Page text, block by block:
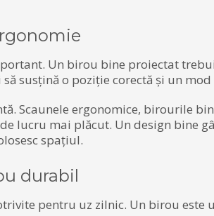
Un birou bine proiectat
susțină o poziție corectă și un
Scaunele ergonomice, birourile
lucru mai plăcut. Un design bine
spațiul.
durabil
pentru uz zilnic. Un birou este